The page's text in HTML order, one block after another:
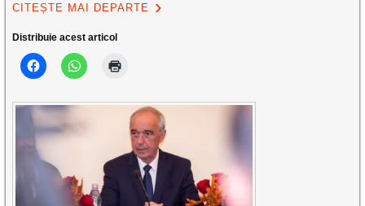
CITEȘTE MAI DEPARTE
Distribuie acest articol